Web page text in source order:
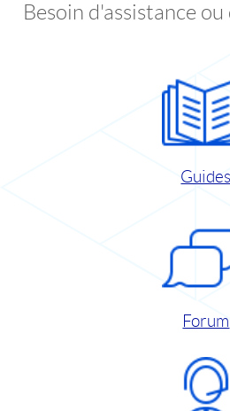
Besoin d'assistance
Guides
Forum